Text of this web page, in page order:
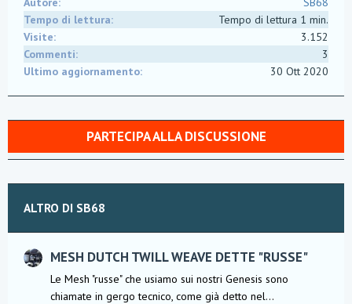
Tempo di lettura
Tempo di lettura 1 min.
Visite
3.152
Commenti
3
Ultimo aggiornamento
30 Ott 2020
PARTECIPA ALLA DISCUSSIONE
ALTRO DI SB68
MESH DUTCH TWILL WEAVE DETTE "RUSSE"
Le Mesh "russe" che usiamo sui nostri Genesis sono
chiamate in gergo tecnico, come già detto nel...